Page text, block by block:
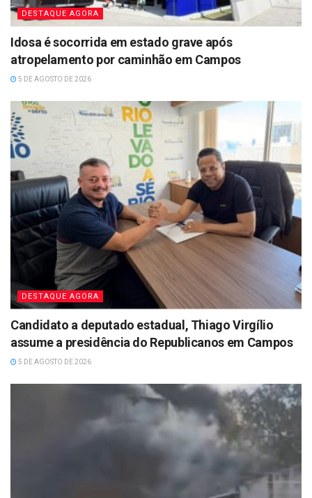
DESTAQUE AGORA
Idosa é socorrida em estado grave após
atropelamento por caminhão em Campos
5 DE AGOSTO DE 2026
DESTAQUE AGORA
Candidato a deputado estadual, Thiago Virgílio
assume a presidência do Republicanos em Campos
5 DE AGOSTO DE 2026